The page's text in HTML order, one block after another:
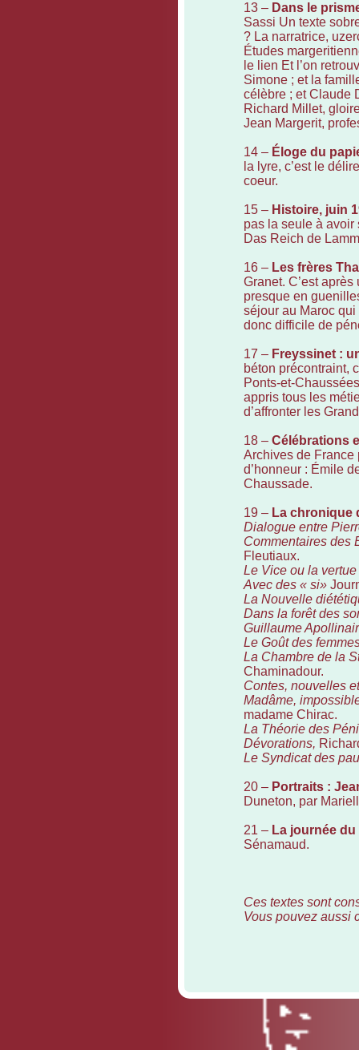
13 – Dans le
Sassi Un texte
? La narratrice,
Études
le lien Et l’on
Simone ; et la
célèbre ; et Claude
Richard Millet,
Jean Margerit,
14 – Éloge du
la lyre, c’est le
coeur.
15 – Histoire, juin
pas la seule à avoir
Das Reich de
16 – Les frères
Granet. C’est
presque en
séjour au Maroc qui
donc difficile de
17 – Freyssinet :
béton précontraint,
Ponts-et-
appris tous les
d’affronter les
18 – Célébrations
Archives de France
d’honneur : Émile
Chaussade.
19 – La chronique
Dialogue entre
Commentaires des
Fleutiaux.
Le Vice ou la
Avec des « si»
La Nouvelle
Dans la forêt des
Guillaume
Le Goût des
La Chambre de la
Chaminadour.
Contes, nouvelles
Madâme,
madame Chirac.
La Théorie des
Dévorations,
Le Syndicat des
20 – Portraits :
Duneton, par
21 – La journée
Sénamaud.
Ces textes sont
Vous pouvez aussi